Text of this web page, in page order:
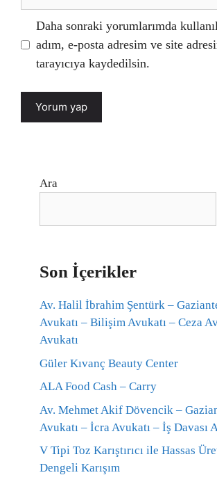
Daha sonraki yorumlarımda
adım, e-posta adresim ve site
tarayıcıya kaydedilsin.
Ara
Son İçerikler
Av. Halil İbrahim Şentürk –
Avukatı – Bilişim Avukatı – Ceza
Avukatı
Güler Kıvanç Beauty Center
ALA Food Cash – Carry
Av. Mehmet Akif Dövencik –
Avukatı – İcra Avukatı – İş Davası
V Tipi Toz Karıştırıcı ile Hassas
Dengeli Karışım